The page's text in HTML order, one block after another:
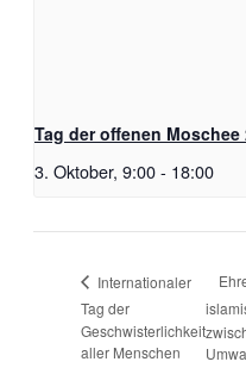
Tag der offenen Moschee
3. Oktober, 9:00- 18:00
Internationaler
Tag der
Geschwisterlichkeit
aller Menschen